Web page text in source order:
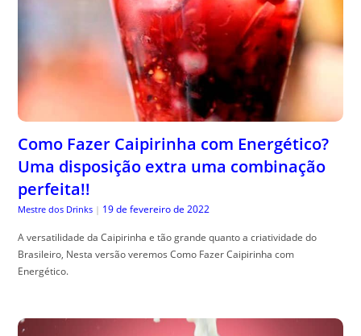
Como Fazer Caipirinha com Energético?
Uma disposição extra uma combinação
perfeita!!
Mestre dos Drinks | 19 de fevereiro de 2022
A versatilidade da Caipirinha e tão grande quanto a criatividade do
Brasileiro, Nesta versão veremos Como Fazer Caipirinha com
Energético.